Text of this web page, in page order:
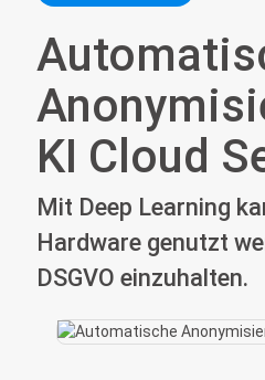
KI Cloud
Mit Deep Learning
Hardware genutzt
DSGVO einzuhalten.